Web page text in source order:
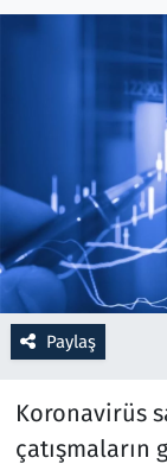
Paylaş
Koronavirüs
çatışmaların
Resmi
Rüya
Sağlık
Savunma
Seçim
Spor
Teknoloji